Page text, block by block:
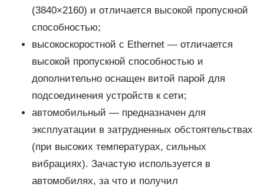
(3840×2160) и отличается высокой пропускной
способностью;
высокоскоростной с Ethernet — отличается
высокой пропускной способностью и
дополнительно оснащен витой парой для
подсоединения устройств к сети;
автомобильный — предназначен для
эксплуатации в затрудненных обстоятельствах
(при высоких температурах, сильных
вибрациях). Зачастую используется в
автомобилях, за что и получил